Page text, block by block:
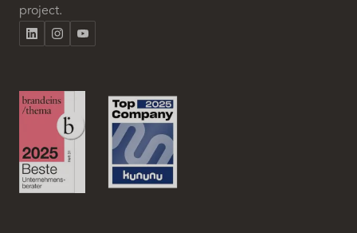
project.